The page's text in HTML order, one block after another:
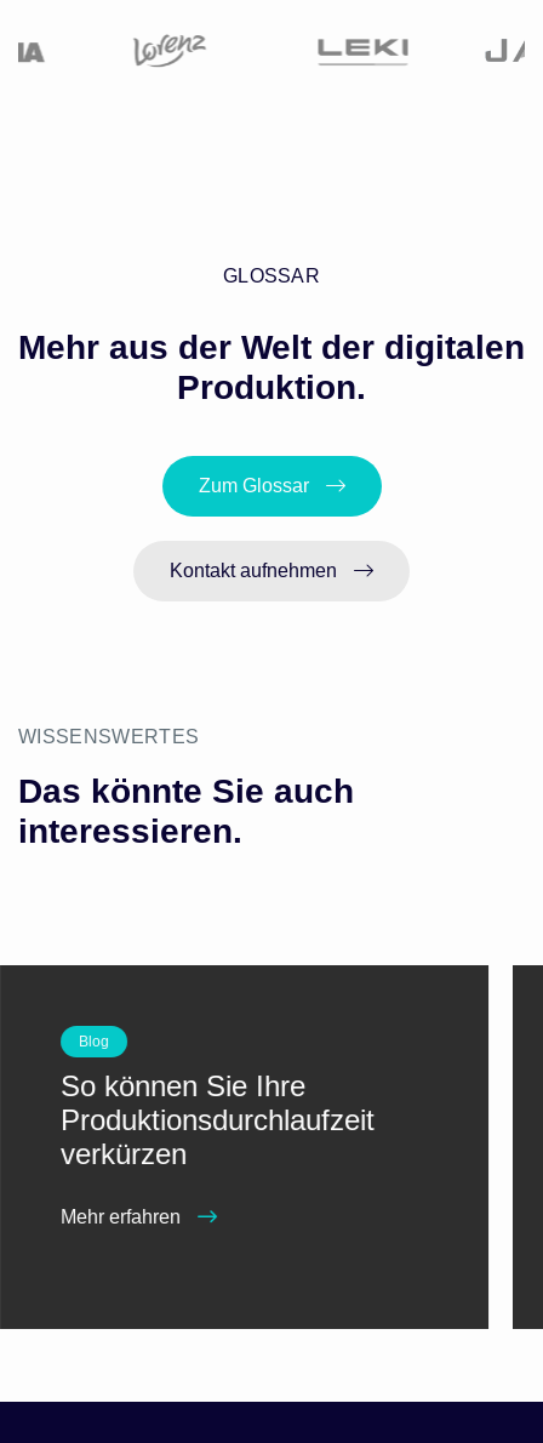
GLOSSAR
Mehr aus der Welt der digitalen
Produktion.
Zum Glossar
Kontakt aufnehmen
WISSENSWERTES
Das könnte Sie auch
interessieren.
Blog
So können Sie Ihre
Produktionsdurchlaufzeit
verkürzen
Mehr erfahren